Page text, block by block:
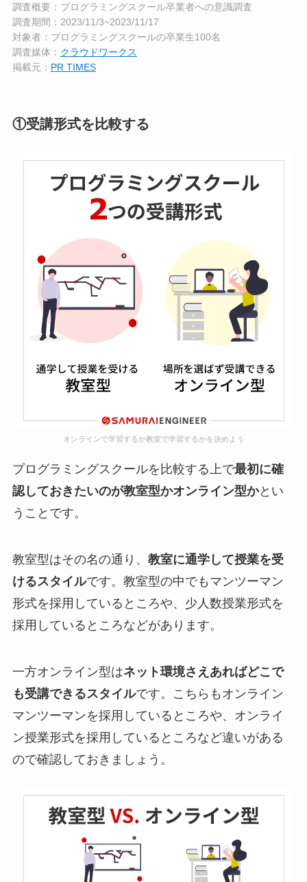
調査概要：プログラミングスクール卒業者への意識調査
調査期間：2023/11/3~2023/11/17
対象者：プログラミングスクールの卒業生100名
調査媒体： クラウドワークス
掲載元： PR TIMES
①受講形式を比較する
オンラインで学習するか教室で学習するかを決めよう
プログラミングスクールを比較する上で最初に確
認しておきたいのが教室型かオンライン型かとい
うことです。
教室型はその名の通り、 教室に通学して授業を受
けるスタイルです。教室型の中でもマンツーマン
形式を採用しているところや、少人数授業形式を
採用しているところなどがあります。
一方オンライン型はネット環境さえあればどこで
も受講できるスタイルです。こちらもオンライン
マンツーマンを採用しているところや、オンライ
ン授業形式を採用しているところなど違いがある
ので確認しておきましょう。